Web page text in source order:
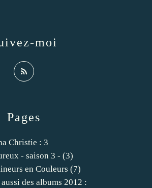
Pages
Christie : 3
- saison 3 - (3)
en Couleurs (7)
des albums 2012 :
moi